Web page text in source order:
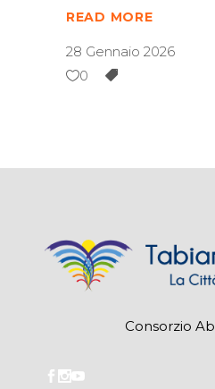
READ MORE
28 Gennaio 2026
0
Consorzio